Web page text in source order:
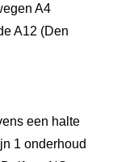
A4
A12 (Den
een halte
1 onderhoud